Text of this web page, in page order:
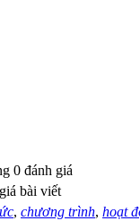
0 đánh giá
bài viết
, chương trình, hoạt